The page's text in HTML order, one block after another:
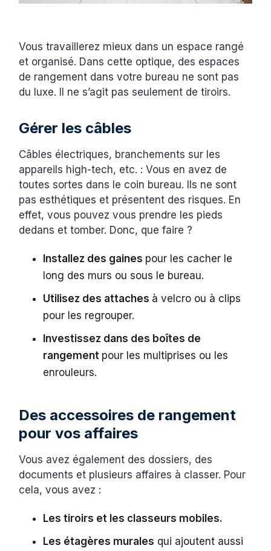
Vous travaillerez mieux dans un espace rangé
et organisé. Dans cette optique, des espaces
de rangement dans votre bureau ne sont pas
du luxe. Il ne s’agit pas seulement de tiroirs.
Gérer les câbles
Câbles électriques, branchements sur les
appareils high-tech, etc. : Vous en avez de
toutes sortes dans le coin bureau. Ils ne sont
pas esthétiques et présentent des risques. En
effet, vous pouvez vous prendre les pieds
dedans et tomber. Donc, que faire ?
Installez des gaines pour les cacher le
long des murs ou sous le bureau.
Utilisez des attaches à velcro ou à clips
pour les regrouper.
Investissez dans des boîtes de
rangement pour les multiprises ou les
enrouleurs.
Des accessoires de rangement
pour vos affaires
Vous avez également des dossiers, des
documents et plusieurs affaires à classer. Pour
cela, vous avez :
Les tiroirs et les classeurs mobiles.
Les étagères murales qui ajoutent aussi